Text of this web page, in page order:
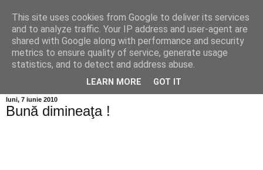
Info MILEANCA
BINE AȚI VENIT! *Jurnal online de informație și opinie;
Miercuri 05 August, 2026
luni, 7 iunie 2010
Bună dimineaţa !
This site uses cookies from Google to deliver its services
and to analyze traffic. Your IP address and user-agent are
shared with Google along with performance and security
metrics to ensure quality of service, generate usage
statistics, and to detect and address abuse.
LEARN MORE GOT IT